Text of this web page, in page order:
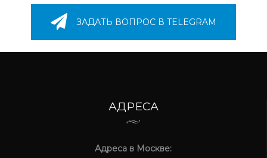
ЗАДАТЬ ВОПРОС В TELEGRAM
АДРЕСА
Адреса в Москве: